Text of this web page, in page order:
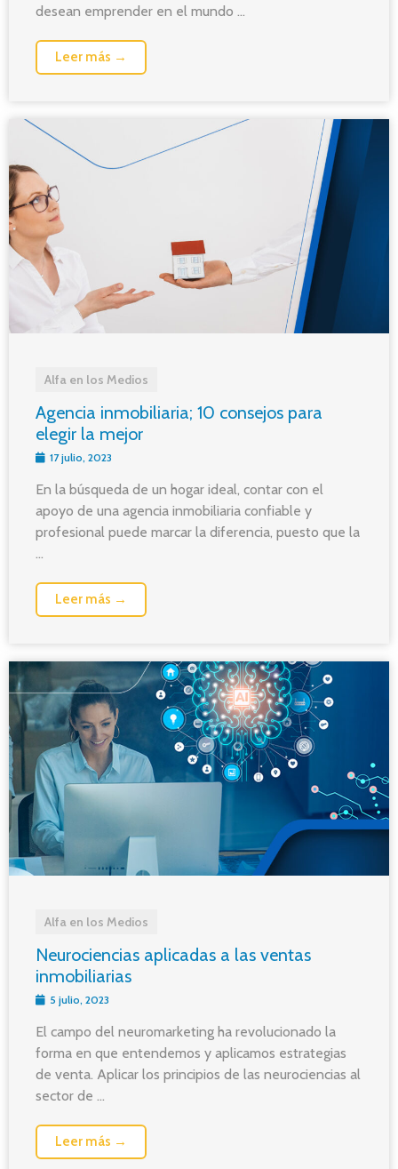
desean emprender en el mundo ...
Leer más →
Alfa en los Medios
Agencia inmobiliaria; 10 consejos para
elegir la mejor
17 julio, 2023
En la búsqueda de un hogar ideal, contar con el
apoyo de una agencia inmobiliaria confiable y
profesional puede marcar la diferencia, puesto que la
...
Leer más →
Alfa en los Medios
Neurociencias aplicadas a las ventas
inmobiliarias
5 julio, 2023
El campo del neuromarketing ha revolucionado la
forma en que entendemos y aplicamos estrategias
de venta. Aplicar los principios de las neurociencias al
sector de ...
Leer más →